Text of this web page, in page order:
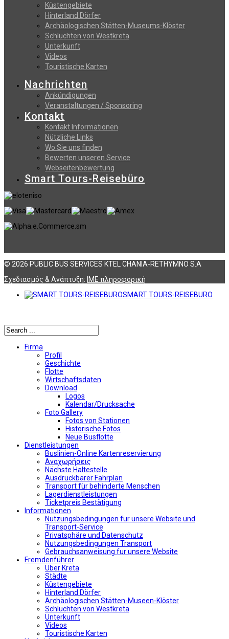
Küstengebiete
Hinterland Dörfer
Archäologischen Stätten-Museums-Klöster
Schluchten von Westkreta
Unterkunft
Videos
Touristische Karten
Nachrichten
Ankündigungen
Veranstaltungen / Sponsoring
Kontakt
Kontakt Informationen
Nützliche Links
Wo Sie uns finden
Bewerten unseren Service
Webseitenbewertung
Smart Tours-Reisebüro
© 2026 PUBLIC BUS SERVICES KTEL CHANIA-RETHYMNO S.A
Σχεδιασμός & Ανάπτυξη: ΙΜΕ πληροφορική
SMART TOURS-REISEBURO
Firma
Profil
Geschichte
Flotte
Wirtschaftsdaten
Download
Logos
Kalendar/Drucksache
Foto Gallery
Fotos von Stationen
Historische Fotos
Neue Busflotte
Dienstleistungen
Buslinien-Online Kartenreservierung
Αναχωρήσεις
Nächste Haltestelle
Αusdruckbarer Fahrplan
Transport für behinderte Menschen
Lagerdienstleistungen
Ticketpreis Bestätigung
Informationen
Nutzungsbedingungen fur unsere Website und
Transport-Service
Privatsphäre und Datenschutz
Nutzungsbedingungen Transport
Gebrauchsanweisung fur unsere Website
Fremdenführer
Uber Kreta
Städte
Küstengebiete
Hinterland Dörfer
Archäologischen Stätten-Museen-Klöster
Schluchten von Westkreta
Unterkunft
Videos
Touristische Karten